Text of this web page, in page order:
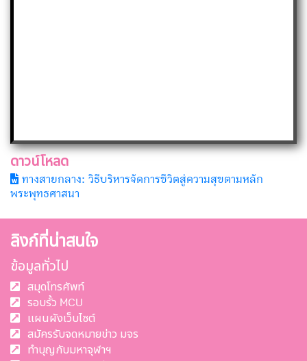
ดาวน์โหลด
ทางสายกลาง: วิธีบริหารจัดการชีวิตสู่ความสุขตามหลัก
พระพุทธศาสนา
ลิงก์ที่น่าสนใจ
ข้อมูลทั่วไป
สมุดโทรศัพท์
รอบรั้ว MCU
แผนผังเว็บไซต์
สมัครรับจดหมายข่าว มจร
ทำบุญกับมหาจุฬาฯ